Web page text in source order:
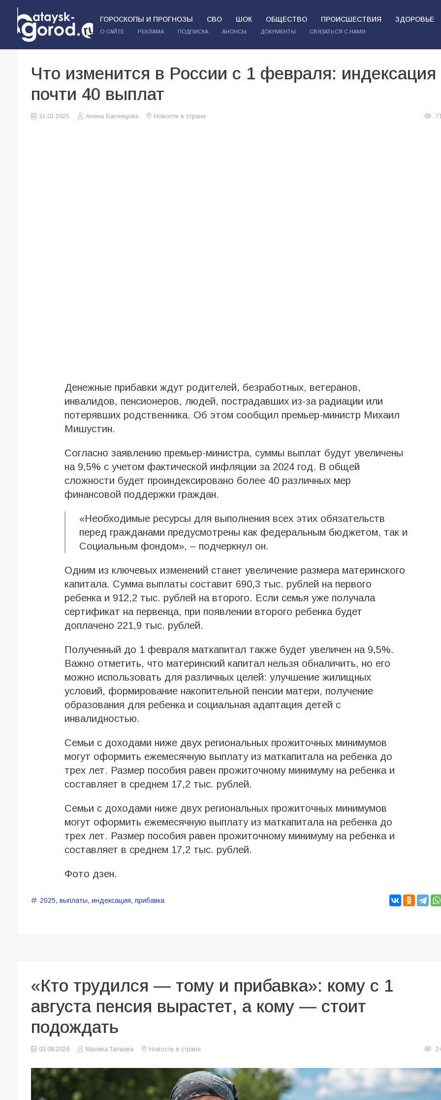
ГОРОСКОПЫ И ПРОГНОЗЫ СВО ШОК ОБЩЕСТВО ПРОИСШЕСТВИЯ ЗДОРОВЬЕ
О САЙТЕ РЕКЛАМА ПОДПИСКА АНОНСЫ ДОКУМЕНТЫ СВЯЗАТЬСЯ С НАМИ
Что изменится в России с 1 февраля: индексация
почти 40 выплат
31.01.2025 Алена Васнецова Новости в стране
Денежные прибавки ждут родителей, безработных, ветеранов,
инвалидов, пенсионеров, людей, пострадавших из-за радиации или
потерявших родственника. Об этом сообщил премьер-министр Михаил
Мишустин.
Согласно заявлению премьер-министра, суммы выплат будут увеличены
на 9,5% с учетом фактической инфляции за 2024 год. В общей
сложности будет проиндексировано более 40 различных мер
финансовой поддержки граждан.
«Необходимые ресурсы для выполнения всех этих обязательств
перед гражданами предусмотрены как федеральным бюджетом, так и
Социальным фондом», – подчеркнул он.
Одним из ключевых изменений станет увеличение размера материнского
капитала. Сумма выплаты составит 690,3 тыс. рублей на первого
ребенка и 912,2 тыс. рублей на второго. Если семья уже получала
сертификат на первенца, при появлении второго ребенка будет
доплачено 221,9 тыс. рублей.
Полученный до 1 февраля маткапитал также будет увеличен на 9,5%.
Важно отметить, что материнский капитал нельзя обналичить, но его
можно использовать для различных целей: улучшение жилищных
условий, формирование накопительной пенсии матери, получение
образования для ребенка и социальная адаптация детей с
инвалидностью.
Семьи с доходами ниже двух региональных прожиточных минимумов
могут оформить ежемесячную выплату из маткапитала на ребенка до
трех лет. Размер пособия равен прожиточному минимуму на ребенка и
составляет в среднем 17,2 тыс. рублей.
Семьи с доходами ниже двух региональных прожиточных минимумов
могут оформить ежемесячную выплату из маткапитала на ребенка до
трех лет. Размер пособия равен прожиточному минимуму на ребенка и
составляет в среднем 17,2 тыс. рублей.
Фото дзен.
2025, выплаты, индексация, прибавка
«Кто трудился — тому и прибавка»: кому с 1
августа пенсия вырастет, а кому — стоит
подождать
03.08.2026 Малика Тапаева Новости в стране